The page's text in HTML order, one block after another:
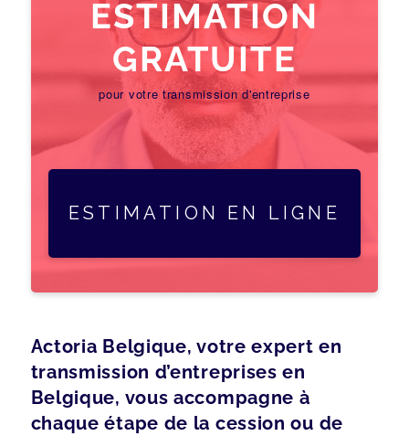
ESTIMATION
GRATUITE
pour votre transmission d'entreprise
ESTIMATION EN LIGNE
Actoria Belgique, votre expert en
transmission d’entreprises en
Belgique, vous accompagne à
chaque étape de la cession ou de